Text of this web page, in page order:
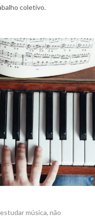
coletivo.
com as escolas do 1º